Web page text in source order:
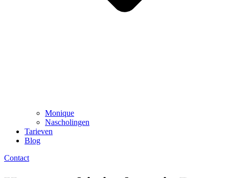
Monique
Nascholingen
Tarieven
Blog
Contact